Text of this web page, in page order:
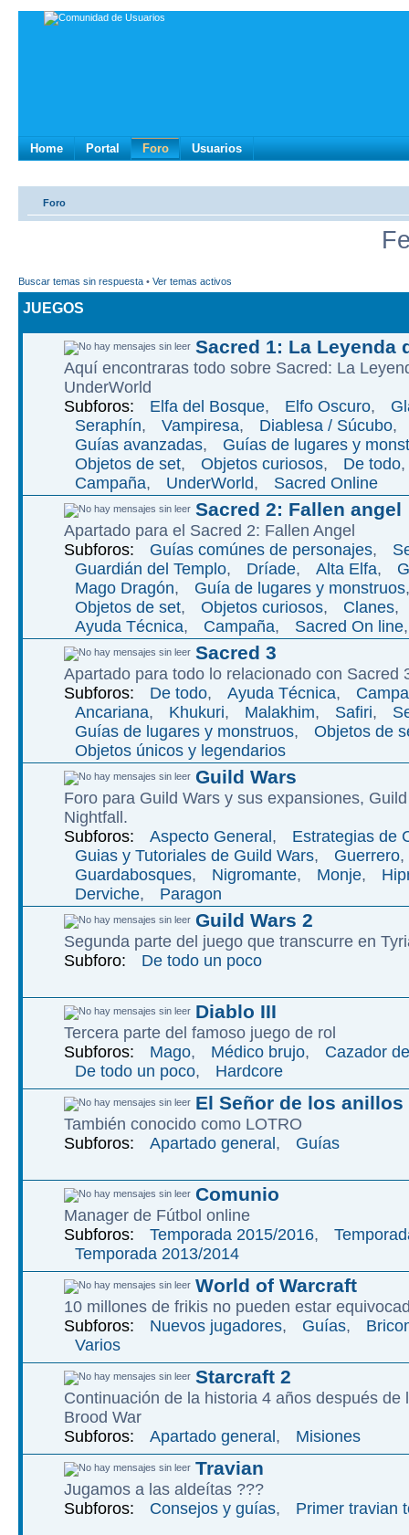
Home Portal Foro Usuarios
Foro
Buscar temas sin respuesta • Ver temas activos
JUEGOS
Sacred 1: La Leyenda
Aquí­ encontraras todo sobre Sacred: La
UnderWorld
Subforos:
Elfa del Bosque, Elfo Oscuro,
Seraphí­n, Vampiresa, Diablesa / Súcubo,
Guí­as avanzadas,
Guí­as de lugares y
Objetos de set, Objetos curiosos, De todo,
Campaña, UnderWorld, Sacred Online
Sacred 2: Fallen angel
Apartado para el Sacred 2: Fallen Angel
Subforos:
Guías comúnes de personajes,
Guardián del Templo, Dríade, Alta Elfa,
Mago Dragón, Guía de lugares y monstruos
Objetos de set, Objetos curiosos, Clanes,
Ayuda Técnica, Campaña, Sacred On line
Sacred 3
Apartado para todo lo relacionado con Sacred
Subforos:
De todo, Ayuda Técnica,
Ancariana, Khukuri, Malakhim, Safiri,
Guías de lugares y monstruos,
Objetos de
Objetos únicos y legendarios
Guild Wars
Foro para Guild Wars y sus expansiones,
Nightfall.
Subforos:
Aspecto General ,
Estrategias de
Guias y Tutoriales de Guild Wars, Guerrero,
Guardabosques, Nigromante, Monje,
Derviche, Paragon
Guild Wars 2
Segunda parte del juego que transcurre en
Subforo:
De todo un poco
Diablo III
Tercera parte del famoso juego de rol
Subforos:
Mago, Médico brujo,
Cazador
De todo un poco, Hardcore
El Señor de los anillos
También conocido como LOTRO
Subforos:
Apartado general , Guías
Comunio
Manager de Fútbol online
Subforos:
Temporada 2015/2016,
Temporada 2013/2014
World of Warcraft
10 millones de frikis no pueden estar
Subforos:
Nuevos jugadores, Guías,
Varios
Starcraft 2
Continuación de la historia 4 años después
Brood War
Subforos:
Apartado general , Misiones
Travian
Jugamos a las aldeítas ???
Subforos:
Consejos y guías, Primer travian